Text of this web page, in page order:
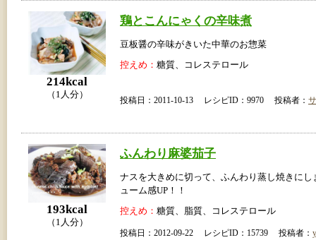
214kcal
（1人分）
鶏とこんにゃくの辛味煮
豆板醤の辛味がきいた中華のお惣菜
控えめ： 糖質、コレステロール
投稿日：2011-10-13 レシピID：9970 投稿者：
193kcal
（1人分）
ふんわり麻婆茄子
ナスを大きめに切って、ふんわり蒸し焼きにし
ューム感UP！！
控えめ： 糖質、脂質、コレステロール
投稿日：2012-09-22 レシピID：15739 投稿者：